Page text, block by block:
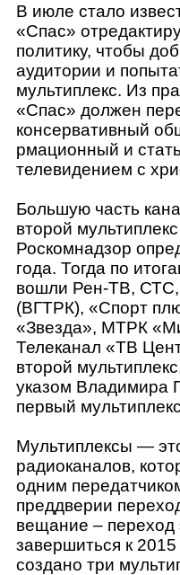
В июле стало
«Спас»
политику, чтобы
аудитории и
мультиплекс. Из
«Спас» должен
консервативный
рмационный и
телевидением с
Большую часть
второй
Роскомнадзор
года. Тогда по
вошли Рен-ТВ,
(ВГТРК), «Спорт
«Звезда», МТРК
Телеканал «ТВ
второй
указом Владимира
первый
Мультиплексы —
радиоканалов,
одним
преддверии
вещание – переход
завершиться к 2015
создано три